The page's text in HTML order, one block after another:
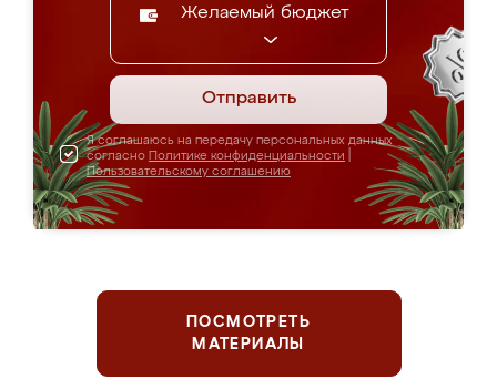
Желаемый бюджет
Отправить
Я соглашаюсь на передачу персональных данных
согласно Политике конфиденциальности
Пользовательскому соглашению
ПОСМОТРЕТЬ
МАТЕРИАЛЫ